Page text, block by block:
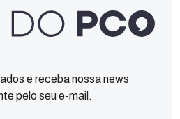
e receba nossa news
pelo seu e-mail.